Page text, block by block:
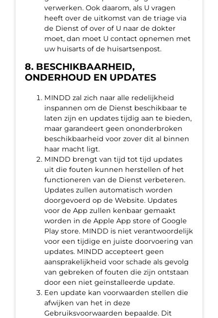
verwerken. Ook daarom, als U vragen
heeft over de uitkomst van de triage via
de Dienst of over of U naar de dokter
moet, dan moet U contact opnemen met
uw huisarts of de huisartsenpost.
8. BESCHIKBAARHEID,
ONDERHOUD EN UPDATES
MINDD zal zich naar alle redelijkheid
inspannen om de Dienst beschikbaar te
laten zijn en updates tijdig aan te bieden,
maar garandeert geen ononderbroken
beschikbaarheid voor zover dit al binnen
haar macht ligt.
MINDD brengt van tijd tot tijd updates
uit die fouten kunnen herstellen of het
functioneren van de Dienst verbeteren.
Updates zullen automatisch worden
doorgevoerd op de Website. Updates
voor de App zullen kenbaar gemaakt
worden in de Apple App store of Google
Play store. MINDD is niet verantwoordelijk
voor een tijdige en juiste doorvoering van
updates. MINDD accepteert geen
aansprakelijkheid voor schade als gevolg
van gebreken of fouten die zijn ontstaan
door een niet geïnstalleerde update.
Een update kan voorwaarden stellen die
afwijken van het in deze
Gebruiksvoorwaarden bepaalde. Dit